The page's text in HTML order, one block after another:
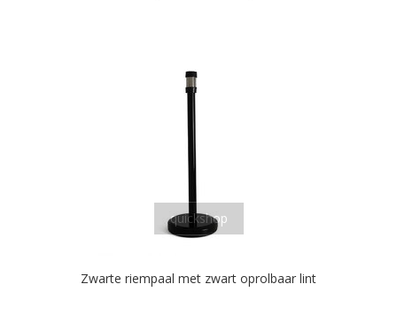
quickshop
Zwarte riempaal met zwart oprolbaar lint